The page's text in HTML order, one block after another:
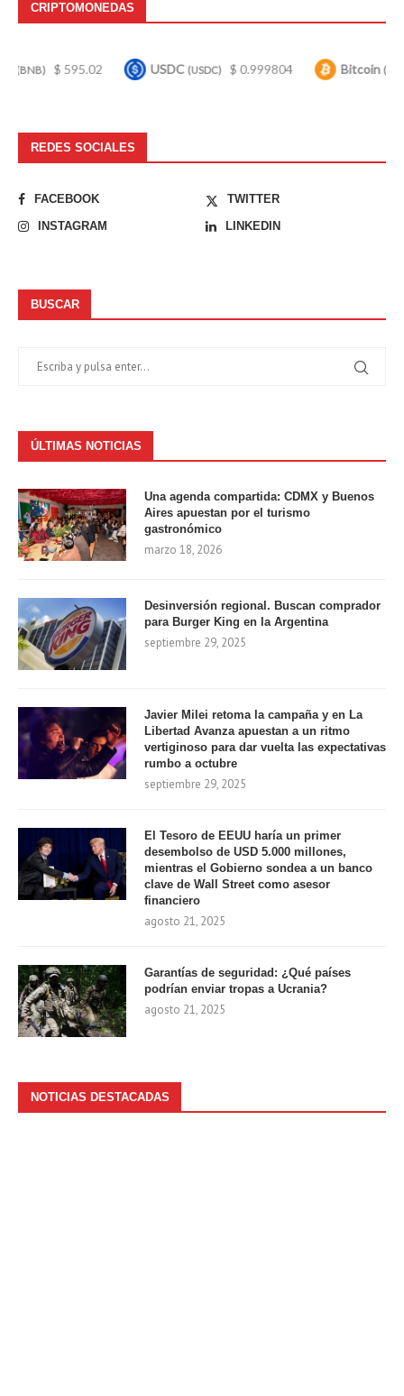
CRIPTOMONEDAS
USDC (USDC) $ 0.999804 Bitcoin(BTC) $
REDES SOCIALES
FACEBOOK
TWITTER
INSTAGRAM
LINKEDIN
BUSCAR
ÚLTIMAS NOTICIAS
Una agenda compartida: CDMX y Buenos
Aires apuestan por el turismo
gastronómico
marzo 18, 2026
Desinversión regional. Buscan comprador
para Burger King en la Argentina
septiembre 29, 2025
Javier Milei retoma la campaña y en La
Libertad Avanza apuestan a un ritmo
vertiginoso para dar vuelta las expectativas
rumbo a octubre
septiembre 29, 2025
El Tesoro de EEUU haría un primer
desembolso de USD 5.000 millones,
mientras el Gobierno sondea a un banco
clave de Wall Street como asesor
financiero
agosto 21, 2025
Garantías de seguridad: ¿Qué países
podrían enviar tropas a Ucrania?
agosto 21, 2025
NOTICIAS DESTACADAS